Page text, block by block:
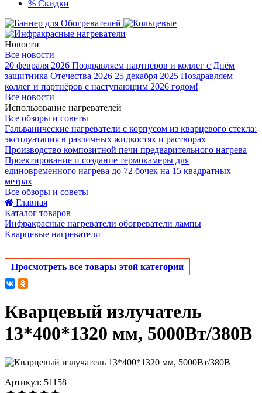
% Скидки
Новости
Все новости
20 февраля 2026 Поздравляем партнёров и коллег с Днём
защитника Отечества 2026 25 декабря 2025 Поздравляем
коллег и партнёров с наступающим 2026 годом!
Все новости
Использование нагревателей
Все обзоры и советы
Гальванические нагреватели с корпусом из кварцевого стекла:
эксплуатация в различных жидкостях и растворах
Производство композитной печи предварительного нагрева
Проектирование и создание термокамеры для
единовременного нагрева до 72 бочек на 15 квадратных
метрах
Все обзоры и советы
Главная
Каталог товаров
Инфракрасные нагреватели обогреватели лампы
Кварцевые нагреватели
Просмотреть все товары этой категории
Кварцевый излучатель
13*400*1320 мм, 5000Вт/380В
Артикул: 51158